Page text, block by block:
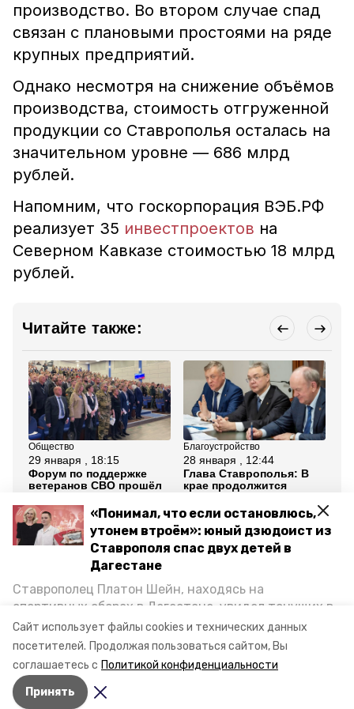
Сайт использует файлы cookies и технических данных
посетителей. Продолжая пользоваться сайтом, Вы
соглашаетесь с Политикой конфиденциальности
Принять
«Понимал, что если остановлюсь,
утонем втроём»: юный дзюдоист из
Ставрополя спас двух детей в
Дагестане
Ставрополец Платон Шейн, находясь на
спортивных сборах в Дегестане, увидел тонущих в
Каспийском море детей и бросился на помощь. По
возвращении домой, отважного мальчика
пригласили в министерство образования края и
наградили. Корреспондент «Победы26» пообщался
с юным героем.
производство. Во втором случае спад
связан с плановыми простоями на ряде
крупных предприятий.
Однако несмотря на снижение объёмов
производства, стоимость отгруженной
продукции со Ставрополья осталась на
значительном уровне — 686 млрд
рублей.
Напомним, что госкорпорация ВЭБ.РФ
реализует 35 инвестпроектов на
Северном Кавказе стоимостью 18 млрд
рублей.
Читайте также:
Общество
29 января , 18:15
Форум по поддержке
ветеранов СВО прошёл
Благоустройство
28 января , 12:44
Глава Ставрополья: В
крае продолжится
догазификации
Все новости
ставропольский край минпром ск
промышленность
Авторы: Вероника Николаева